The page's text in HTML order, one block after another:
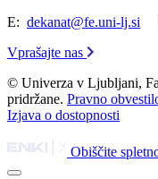
E: dekanat@fe.uni-lj.si
Vprašajte nas
© Univerza v Ljubljani,
pridržane. Pravno
Izjava o dostopnosti
Obiščite